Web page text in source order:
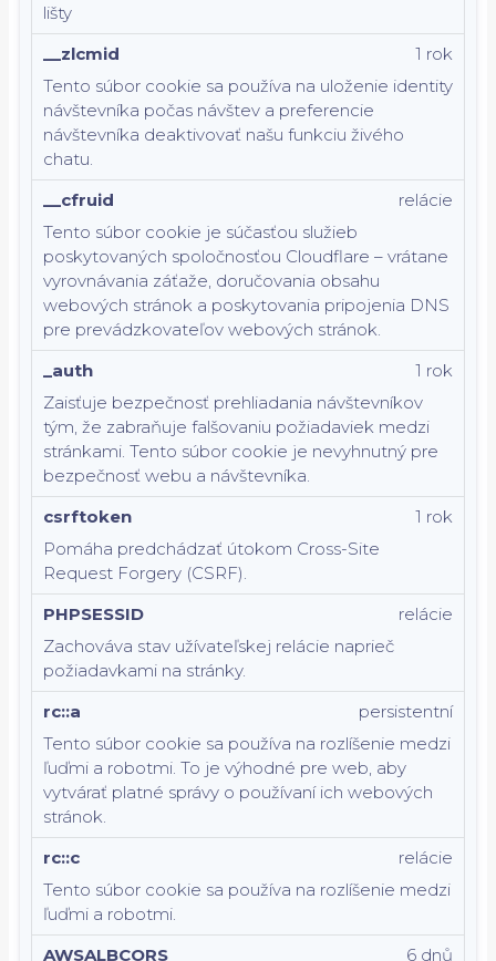
lišty
__zlcmid
Tento súbor cookie sa používa na uloženie identity
návštevníka počas návštev a preferencie
návštevníka deaktivovať našu funkciu živého
chatu.
1 rok
__cfruid
Tento súbor cookie je súčasťou služieb
poskytovaných spoločnosťou Cloudflare – vrátane
vyrovnávania záťaže, doručovania obsahu
webových stránok a poskytovania pripojenia DNS
pre prevádzkovateľov webových stránok.
relácie
_auth
Zaisťuje bezpečnosť prehliadania návštevníkov
tým, že zabraňuje falšovaniu požiadaviek medzi
stránkami. Tento súbor cookie je nevyhnutný pre
bezpečnosť webu a návštevníka.
1 rok
csrftoken
Pomáha predchádzať útokom Cross-Site
Request Forgery (CSRF).
1 rok
PHPSESSID
Zachováva stav užívateľskej relácie naprieč
požiadavkami na stránky.
relácie
rc::a
Tento súbor cookie sa používa na rozlíšenie medzi
ľuďmi a robotmi. To je výhodné pre web, aby
vytvárať platné správy o používaní ich webových
stránok.
persistentní
rc::c
Tento súbor cookie sa používa na rozlíšenie medzi
ľuďmi a robotmi.
relácie
AWSALBCORS
6 dnů